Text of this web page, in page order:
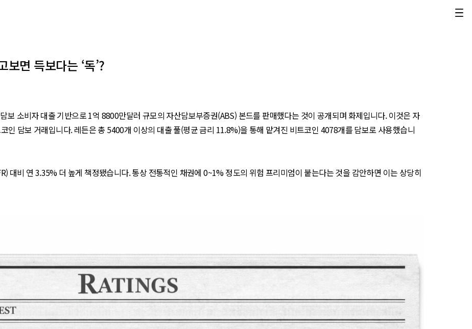
면 득보다는 ‘독’?
보 소비자 대출 기반으로 1억 8800만달러 규모의 자산담보부증권(ABS) 본드를 판매했다는 것이 공개되며 화제입니다. 이것은 자
인 담보 거래입니다. 레든은 총 5400개 이상의 대출 풀(평균 금리 11.8%)을 통해 맡겨진 비트코인 4078개를 담보로 사용했습니
대비 연 3.35% 더 높게 책정됐습니다. 통상 전통적인 채권에 0~1% 정도의 위험 프리미엄이 붙는다는 것을 감안하면 이는 상당히